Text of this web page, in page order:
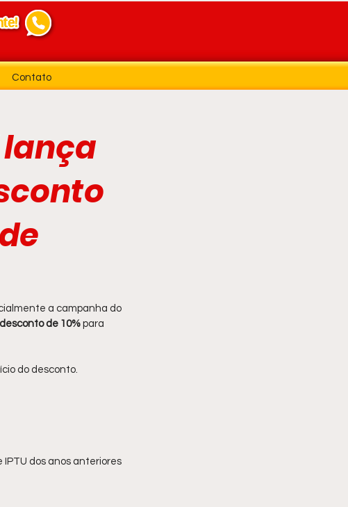
Contato
a campanha do
desconto de 10% para
do desconto.
IPTU dos anos anteriores